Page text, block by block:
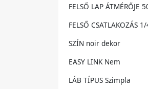
FELSŐ LAP ÁTMÉRŐJE
FELSŐ CSATLAKOZÁS
SZÍN noir dekor
EASY LINK Nem
LÁB TÍPUS Szimpla